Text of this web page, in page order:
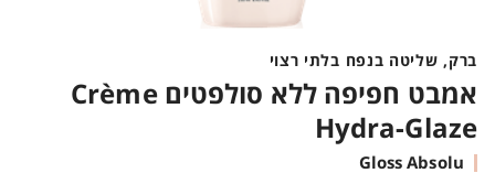
ברק, שליטה בנפח בלתי רצוי
אמבט חפיפה ללא סולפטים Crème
Hydra-Glaze